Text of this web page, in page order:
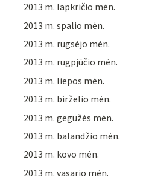
2013 m. lapkričio mėn.
2013 m. spalio mėn.
2013 m. rugsėjo mėn.
2013 m. rugpjūčio mėn.
2013 m. liepos mėn.
2013 m. birželio mėn.
2013 m. gegužės mėn.
2013 m. balandžio mėn.
2013 m. kovo mėn.
2013 m. vasario mėn.